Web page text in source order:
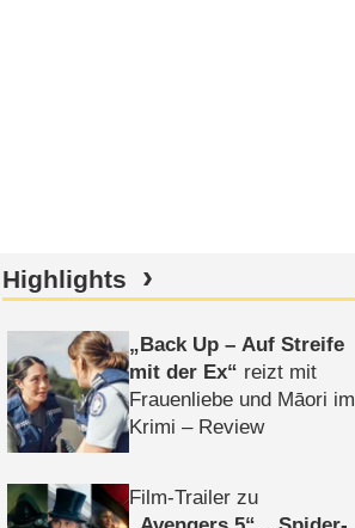
Highlights
Back Up – Auf Streife
mit der Ex
reizt mit
Frauenliebe und Māori im
Krimi – Review
Film-Trailer zu